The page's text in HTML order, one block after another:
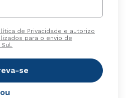
de Privacidade e autorizo
para o envio de
se
ou